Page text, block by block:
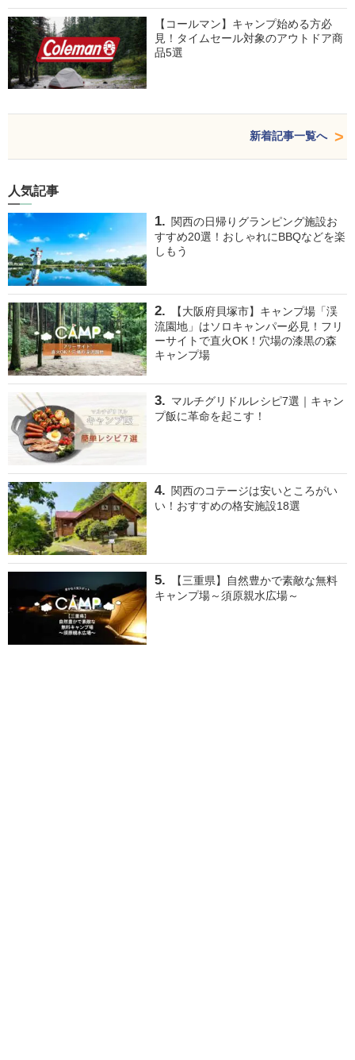
【コールマン】キャンプ始める方必
見！タイムセール対象のアウトドア商
品5選
新着記事一覧へ
人気記事
関西の日帰りグランピング施設お
すすめ20選！おしゃれにBBQなどを楽
しもう
【大阪府貝塚市】キャンプ場「渓
流園地」はソロキャンパー必見！フリ
ーサイトで直火OK！穴場の漆黒の森
キャンプ場
マルチグリドルレシピ7選｜キャン
プ飯に革命を起こす！
関西のコテージは安いところがい
い！おすすめの格安施設18選
【三重県】自然豊かで素敵な無料
キャンプ場～須原親水広場～